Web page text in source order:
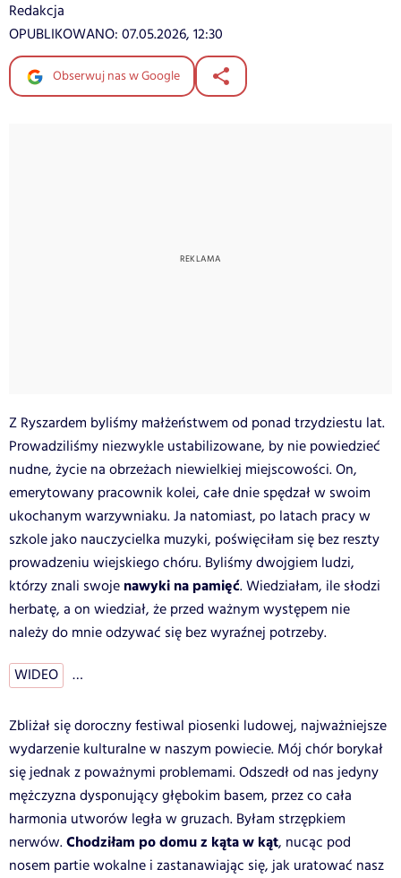
Redakcja
OPUBLIKOWANO: 07.05.2026, 12:30
Obserwuj nas w Google
Z Ryszardem byliśmy małżeństwem od ponad trzydziestu lat.
Prowadziliśmy niezwykle ustabilizowane, by nie powiedzieć
nudne, życie na obrzeżach niewielkiej miejscowości. On,
emerytowany pracownik kolei, całe dnie spędzał w swoim
ukochanym warzywniaku. Ja natomiast, po latach pracy w
szkole jako nauczycielka muzyki, poświęciłam się bez reszty
prowadzeniu wiejskiego chóru. Byliśmy dwojgiem ludzi,
którzy znali swoje nawyki na pamięć. Wiedziałam, ile słodzi
herbatę, a on wiedział, że przed ważnym występem nie
należy do mnie odzywać się bez wyraźnej potrzeby.
WIDEO …
Zbliżał się doroczny festiwal piosenki ludowej, najważniejsze
wydarzenie kulturalne w naszym powiecie. Mój chór borykał
się jednak z poważnymi problemami. Odszedł od nas jedyny
mężczyzna dysponujący głębokim basem, przez co cała
harmonia utworów legła w gruzach. Byłam strzępkiem
nerwów.Chodziłam po domu z kąta w kąt, nucąc pod
nosem partie wokalne i zastanawiając się, jak uratować nasz